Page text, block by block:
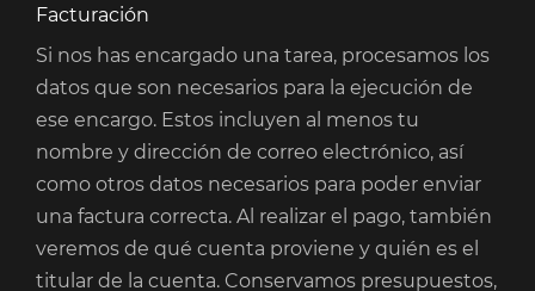
Facturación
Si nos has encargado una tarea, procesamos los
datos que son necesarios para la ejecución de
ese encargo. Estos incluyen al menos tu
nombre y dirección de correo electrónico, así
como otros datos necesarios para poder enviar
una factura correcta. Al realizar el pago, también
veremos de qué cuenta proviene y quién es el
titular de la cuenta. Conservamos presupuestos,